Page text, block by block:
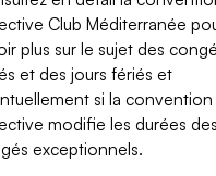
Club Méditerranée
plus sur le sujet des
et des jours fériés et
si la convention
modifie les durées des
exceptionnels.